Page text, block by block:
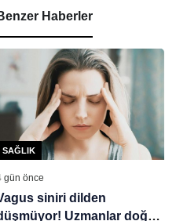
Haberler
SAĞLIK
gün önce
siniri dilden
Uzmanlar doğal